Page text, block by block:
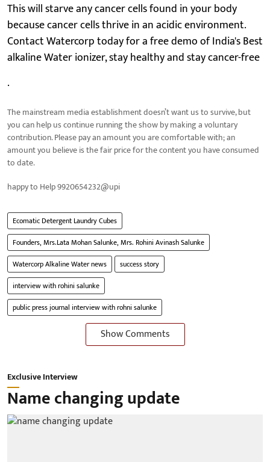
This will starve any cancer cells found in your body
because cancer cells thrive in an acidic environment.
Contact Watercorp today for a free demo of India's Best
alkaline Water ionizer, stay healthy and stay cancer-free
.
The mainstream media establishment doesn’t want us to survive, but
you can help us continue running the show by making a voluntary
contribution. Please pay an amount you are comfortable with; an
amount you believe is the fair price for the content you have consumed
to date.
happy to Help 9920654232@upi
Ecomatic Detergent Laundry Cubes
Founders, Mrs.Lata Mohan Salunke, Mrs. Rohini Avinash Salunke
Watercorp Alkaline Water news
success story
interview with rohini salunke
public press journal interview with rohni salunke
Show Comments
Exclusive Interview
Name changing update